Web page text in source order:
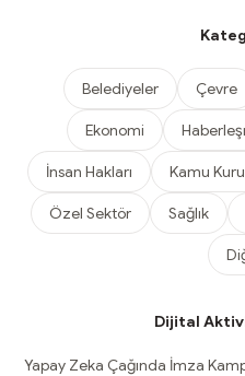
Belediyeler Çevre
Ekonomi
İnsan Hakları Kamu
Özel Sektör Sağlık
Dijital
Yapay Zeka Çağında İmza